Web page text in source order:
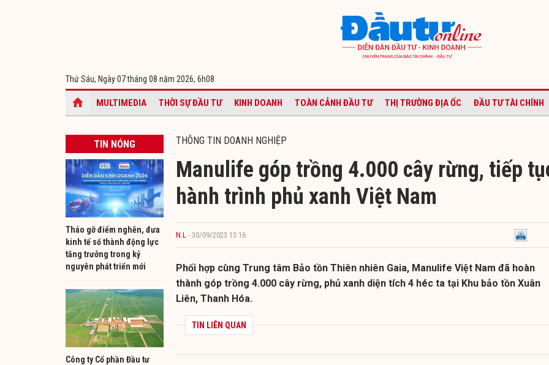
Thứ Sáu, Ngày 07 tháng 08 năm 2026, 6h08
MULTIMEDIA THỜI SỰ ĐẦU TƯ KINH DOANH TOÀN CẢNH ĐẦU TƯ THỊ TRƯỜNG ĐỊA ỐC ĐẦU TƯ TÀI CHÍNH
TIN NÓNG
Tháo gỡ điểm nghẽn, đưa
kinh tế số thành động lực
tăng trưởng trong kỷ
nguyên phát triển mới
Công ty Cổ phần Đầu tư
THÔNG TIN DOANH NGHIỆP
Manulife góp trồng 4.000 cây rừng, tiếp
hành trình phủ xanh Việt Nam
N.L - 30/09/2023 13:16
Phối hợp cùng Trung tâm Bảo tồn Thiên nhiên Gaia, Manulife Việt Nam đã hoàn
thành góp trồng 4.000 cây rừng, phủ xanh diện tích 4 héc ta tại Khu bảo tồn Xuân
Liên, Thanh Hóa.
TIN LIÊN QUAN